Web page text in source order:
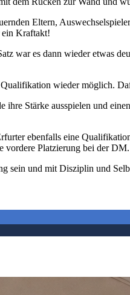
Eltern,
ein Kraftakt!
war es dann wieder etwas
wieder möglich.
ihre Stärke ausspielen und
ebenfalls eine
vordere Platzierung bei der DM.
sein und mit Disziplin und